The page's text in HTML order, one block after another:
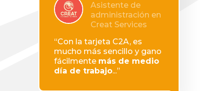
Asistente de
administración en
Creat Services
“Con la tarjeta C2A, es
mucho más sencillo y gano
fácilmente más de medio
día de trabajo...”